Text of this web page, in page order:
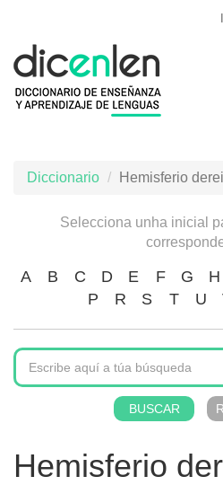
contido
principal
Diccionario Hemisferio
Selecciona unha inicial
A B C D E F G H
P
R S T U
Hemisferio